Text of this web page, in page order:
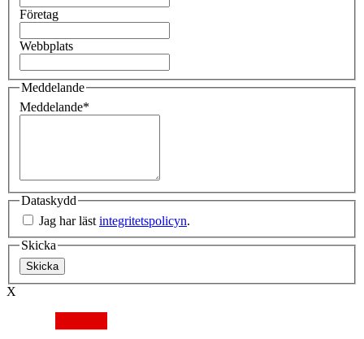
Företag
Webbplats
Meddelande
Meddelande*
Dataskydd
Jag har läst integritetspolicyn.
Skicka
X